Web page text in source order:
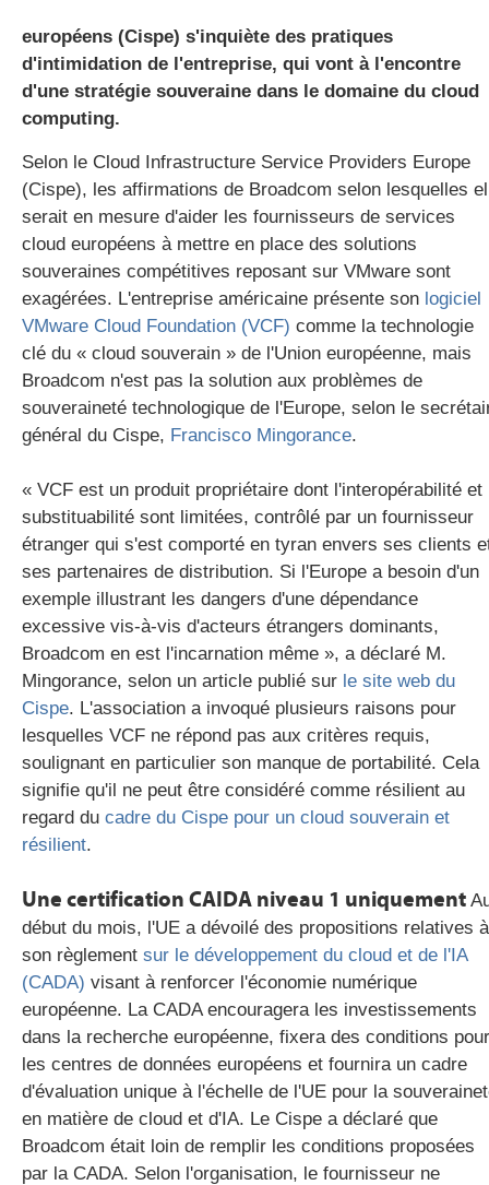
européens (Cispe) s'inquiète des pratiques
d'intimidation de l'entreprise, qui vont à l'encontre
d'une stratégie souveraine dans le domaine du cloud
computing.
Selon le Cloud Infrastructure Service Providers Europe
(Cispe), les affirmations de Broadcom selon lesquelles
serait en mesure d'aider les fournisseurs de services
cloud européens à mettre en place des solutions
souveraines compétitives reposant sur VMware sont
exagérées. L'entreprise américaine présente son logiciel
VMware Cloud Foundation (VCF) comme la technologie
clé du « cloud souverain » de l'Union européenne, mais
Broadcom n'est pas la solution aux problèmes de
souveraineté technologique de l'Europe, selon le
général du Cispe, Francisco Mingorance.
« VCF est un produit propriétaire dont l'interopérabilité et
substituabilité sont limitées, contrôlé par un fournisseur
étranger qui s'est comporté en tyran envers ses clients
ses partenaires de distribution. Si l'Europe a besoin d'un
exemple illustrant les dangers d'une dépendance
excessive vis-à-vis d'acteurs étrangers dominants,
Broadcom en est l'incarnation même », a déclaré M.
Mingorance, selon un article publié sur le site web du
Cispe. L'association a invoqué plusieurs raisons pour
lesquelles VCF ne répond pas aux critères requis,
soulignant en particulier son manque de portabilité. Cela
signifie qu'il ne peut être considéré comme résilient au
regard du cadre du Cispe pour un cloud souverain et
résilient.
Une certification CAIDA niveau 1 uniquement
début du mois, l'UE a dévoilé des propositions relatives à
son règlement sur le développement du cloud et de l'IA
(CADA) visant à renforcer l'économie numérique
européenne. La CADA encouragera les investissements
dans la recherche européenne, fixera des conditions pour
les centres de données européens et fournira un cadre
d'évaluation unique à l'échelle de l'UE pour la
en matière de cloud et d'IA. Le Cispe a déclaré que
Broadcom était loin de remplir les conditions proposées
par la CADA. Selon l'organisation, le fournisseur ne